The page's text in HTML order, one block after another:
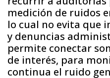
medición de ruidos
lo cual no evita que
y denuncias
permite conectar
de interés, para
continua el ruido